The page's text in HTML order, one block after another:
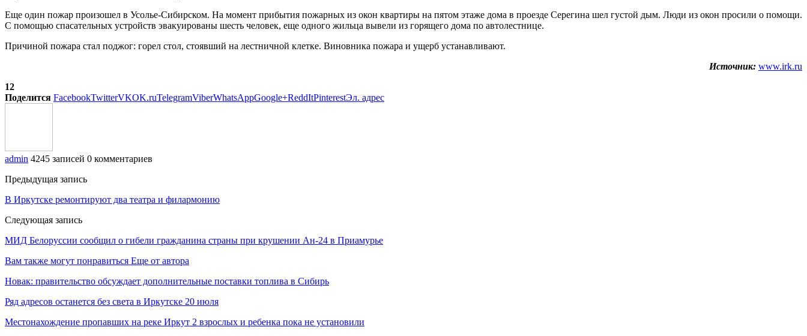
Еще один пожар произошел в Усолье-Сибирском. На момент прибытия пожарных из окон квартиры на пятом этаже дома в проезде Серегина шел густой дым. Люди из окон просили о помощи.
С помощью спасательных устройств эвакуированы шесть человек, еще одного жильца вывели из горящего дома по автолестнице.
Причиной пожара стал поджог: горел стол, стоявший на лестничной клетке. Виновника пожара и ущерб устанавливают.
Источник: www.irk.ru
12
Поделится FacebookTwitterVKOK.ruTelegramViberWhatsAppGoogle+ReddItPinterestЭл. адрес
admin 4245 записей 0 комментариев
Предыдущая запись
В Иркутске ремонтируют два театра и филармонию
Следующая запись
МИД Белоруссии сообщил о гибели гражданина страны при крушении Ан-24 в Приамурье
Вам также могут понравиться Еще от автора
Новак: правительство обсуждает дополнительные поставки топлива в Сибирь
Ряд адресов останется без света в Иркутске 20 июля
Местонахождение пропавших на реке Иркут 2 взрослых и ребенка пока не установили